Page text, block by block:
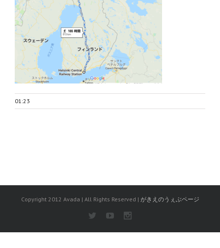
01:23
Copyright 2012 Avada | All Rights Reserved | がきえのうぇぶページ